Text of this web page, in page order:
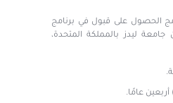
الحصول على قبول في برنامج
جامعة ليدز بالمملكة المتحدة،